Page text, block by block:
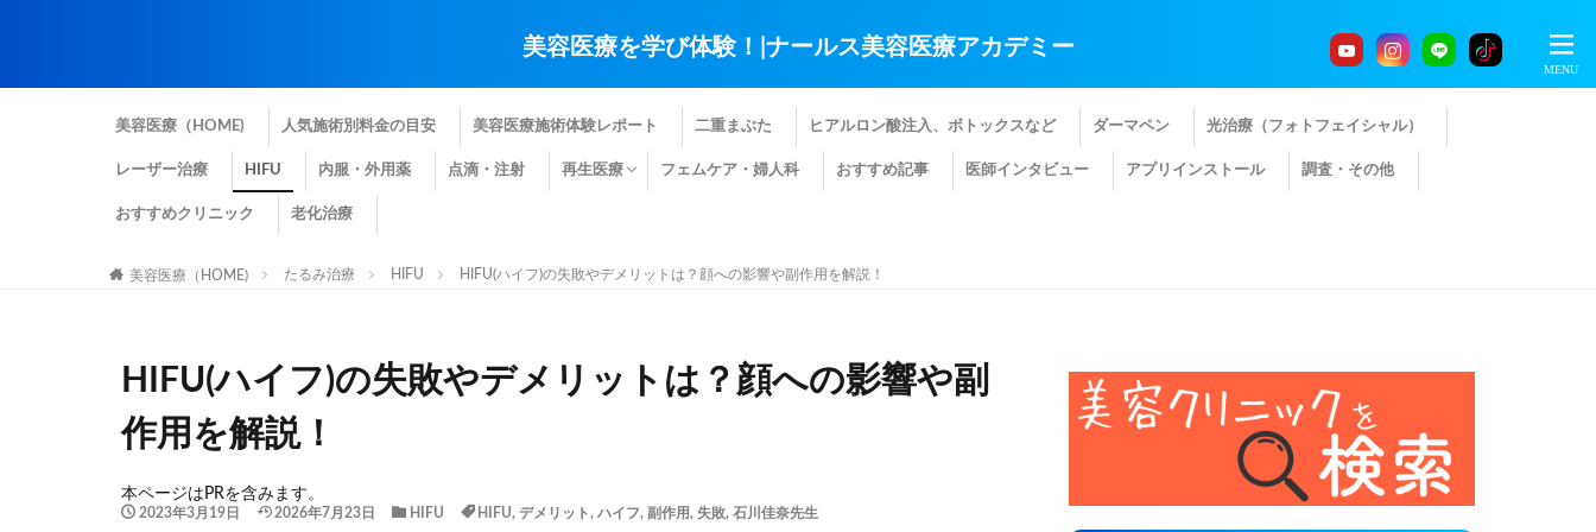
美容医療を学び体験！|ナールス美容医療アカデミー
美容医療（HOME) 人気施術別料金の目安 美容医療施術体験レポート 二重まぶた ヒアルロン酸注入、ボトックスなど ダーマペン 光治療（フォトフェイシャル）
レーザー治療 HIFU 内服・外用薬 点滴・注射 再生医療 フェムケア・婦人科 おすすめ記事 医師インタビュー アプリインストール 調査・その他
おすすめクリニック 老化治療
美容医療（HOME) たるみ治療 HIFU HIFU(ハイフ)の失敗やデメリットは？顔への影響や副作用を解説！
HIFU(ハイフ)の失敗やデメリットは？顔への影響や副
作用を解説！
本ページはPRを含みます。
2023年3月19日 2026年7月23日 HIFU HIFU, デメリット, ハイフ, 副作用, 失敗, 石川佳奈先生